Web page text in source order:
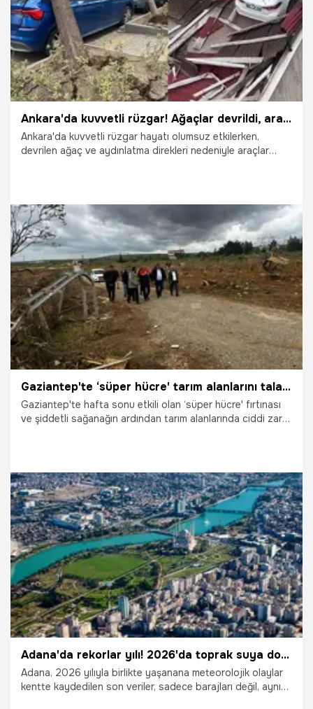
Ankara'da kuvvetli rüzgar! Ağaçlar devrildi, araçlar zarar gördü
Ankara'da kuvvetli rüzgar hayatı olumsuz etkilerken,
devrilen ağaç ve aydınlatma direkleri nedeniyle araçlar
14.05.2026 Ankara
Gaziantep'te ‘süper hücre' tarım alanlarını talan etti
Gaziantep'te hafta sonu etkili olan ‘süper hücre' fırtınası
ve şiddetli sağanağın ardından tarım alanlarında ciddi zarar
6.05.2026 Gaziantep
Adana'da rekorlar yılı! 2026'da toprak suya doydu!
Adana, 2026 yılıyla birlikte yaşanana meteorolojik olaylar
kentte kaydedilen son veriler, sadece barajları değil, aynı